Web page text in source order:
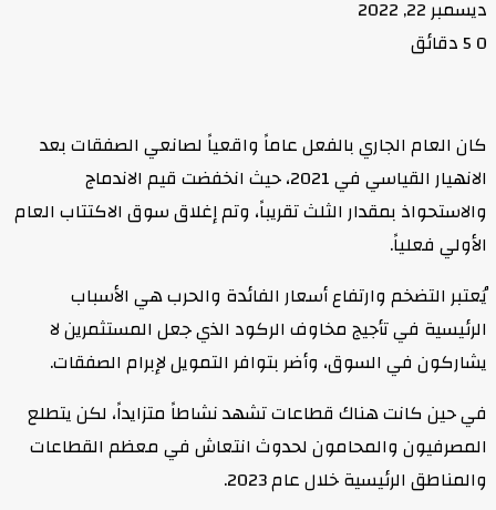
ديسمبر 22, 2022
0
كان العام الجاري بالفعل عاماً واقعياً لصانعي الصفقات بعد
الانهيار القياسي في 2021، حيث انخفضت قيم الاندماج
والاستحواذ بمقدار الثلث تقريباً، وتم إغلاق سوق الاكتتاب العام
الأولي فعلياً.
يُعتبر التضخم وارتفاع أسعار الفائدة والحرب هي الأسباب
الرئيسية في تأجيج مخاوف الركود الذي جعل المستثمرين لا
يشاركون في السوق، وأضر بتوافر التمويل لإبرام الصفقات.
في حين كانت هناك قطاعات تشهد نشاطاً متزايداً، لكن يتطلع
المصرفيون والمحامون لحدوث انتعاش في معظم القطاعات
والمناطق الرئيسية خلال عام 2023.